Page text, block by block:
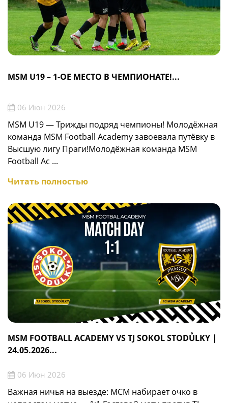
MSM U19 – 1-ОЕ МЕСТО В ЧЕМПИОНАТЕ!...
06 Июн 2026
MSM U19 — Трижды подряд чемпионы! Молодёжная
команда MSM Football Academy завоевала путёвку в
Высшую лигу Праги!Молодёжная команда MSM
Football Ac ...
Читать полностью
MSM FOOTBALL ACADEMY VS TJ SOKOL STODŮLKY |
24.05.2026...
06 Июн 2026
Важная ничья на выезде: МСМ набирает очко в